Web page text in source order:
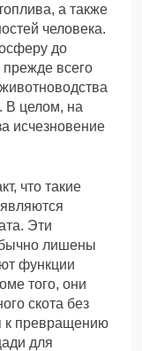
а также
человека.
до
прежде всего
В целом, на
исчезновение
что такие
Эти
лишены
функции
того, они
скота без
к превращению
для